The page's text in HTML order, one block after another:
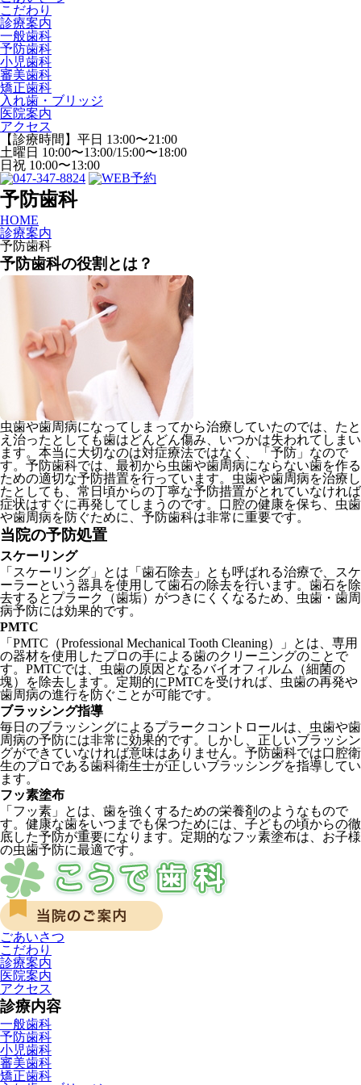
こだわり
診療案内
一般歯科
予防歯科
小児歯科
審美歯科
矯正歯科
入れ歯・ブリッジ
医院案内
アクセス
【診療時間】平日 13:00〜21:00
土曜日 10:00〜13:00/15:00〜18:00
日祝 10:00〜13:00
予防歯科
HOME
診療案内
予防歯科
予防歯科の役割とは？
虫歯や歯周病になってしまってから治療していたのでは、たと
え治ったとしても歯はどんどん傷み、いつかは失われてしまい
ます。本当に大切なのは対症療法ではなく、「予防」なので
す。予防歯科では、最初から虫歯や歯周病にならない歯を作る
ための適切な予防措置を行っています。虫歯や歯周病を治療し
たとしても、常日頃からの丁寧な予防措置がとれていなければ
症状はすぐに再発してしまうのです。口腔の健康を保ち、虫歯
や歯周病を防ぐために、予防歯科は非常に重要です。
当院の予防処置
スケーリング
「スケーリング」とは「歯石除去」とも呼ばれる治療で、スケ
ーラーという器具を使用して歯石の除去を行います。歯石を除
去するとプラーク（歯垢）がつきにくくなるため、虫歯・歯周
病予防には効果的です。
PMTC
「PMTC（Professional Mechanical Tooth Cleaning）」とは、専用
の器材を使用したプロの手による歯のクリーニングのことで
す。PMTCでは、虫歯の原因となるバイオフィルム（細菌の
塊）を除去します。定期的にPMTCを受ければ、虫歯の再発や
歯周病の進行を防ぐことが可能です。
ブラッシング指導
毎日のブラッシングによるプラークコントロールは、虫歯や歯
周病の予防には非常に効果的です。しかし、正しいブラッシン
グができていなければ意味はありません。予防歯科では口腔衛
生のプロである歯科衛生士が正しいブラッシングを指導してい
ます。
フッ素塗布
「フッ素」とは、歯を強くするための栄養剤のようなもので
す。健康な歯をいつまでも保つためには、子どもの頃からの徹
底した予防が重要になります。定期的なフッ素塗布は、お子様
の虫歯予防に最適です。
ごあいさつ
こだわり
診療案内
医院案内
アクセス
診療内容
一般歯科
予防歯科
小児歯科
審美歯科
矯正歯科